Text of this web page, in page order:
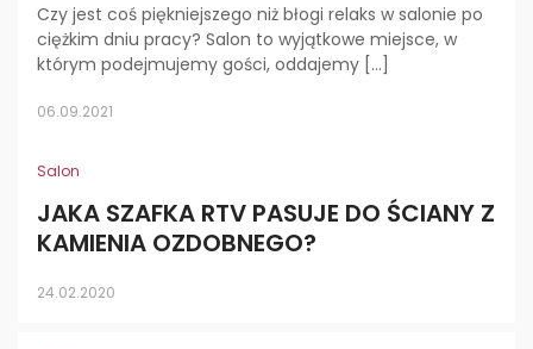
Czy jest coś piękniejszego niż błogi relaks w salonie po
ciężkim dniu pracy? Salon to wyjątkowe miejsce, w
którym podejmujemy gości, oddajemy […]
06.09.2021
Salon
JAKA SZAFKA RTV PASUJE DO ŚCIANY Z
KAMIENIA OZDOBNEGO?
24.02.2020